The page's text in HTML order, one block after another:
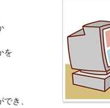
を
き、